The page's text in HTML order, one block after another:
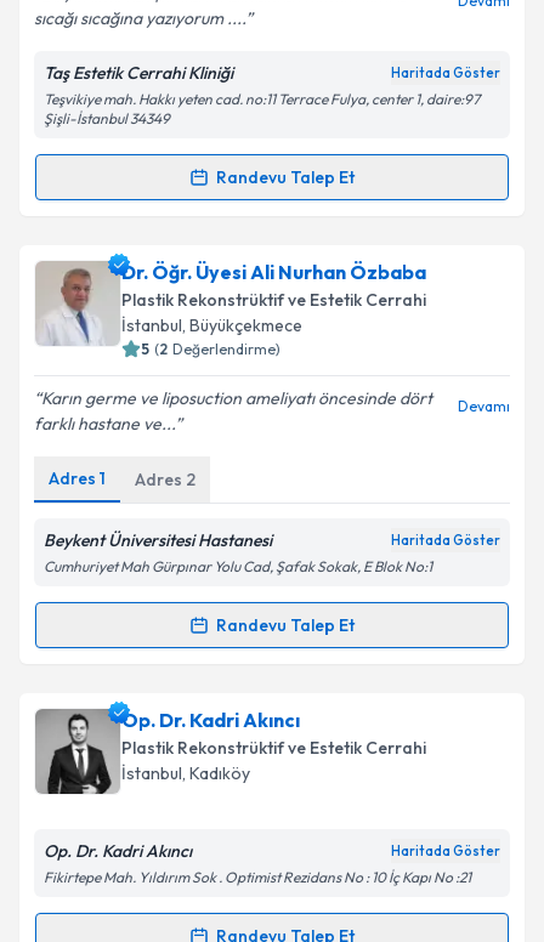
Kişisel verilerimin işlenmesine ilişkin
Aydınlatma
Metni'ni okudum ve kişisel verilerimin belirtilen
kapsamda işlenmesini kabul ediyorum.
Takvim Talebini Gönder
sıcağı sıcağına yazıyorum ....
Taş Estetik Cerrahi Kliniği Haritada Göster
Teşvikiye mah. Hakkı yeten cad. no:11 Terrace Fulya, center 1, daire:97
Şişli-İstanbul 34349
Randevu Talep Et
Randevu Takvimi Talebi
Prof. Dr. Süleyman Taşiçin randevu takvimi talebi
oluşturun. Size bu uzmandan randevu almanız için bir
takvim hazırlandığında e-posta ile bilgilendireceğiz.
Kişisel verilerimin işlenmesine ilişkin
Metni'ni okudum ve kişisel verilerimin belirtilen
kapsamda işlenmesini kabul ediyorum.
Takvim Talebini Gönder
Dr. Öğr. Üyesi Ali Nurhan Özbaba
Plastik Rekonstrüktif ve Estetik Cerrahi
İstanbul, Büyükçekmece
5 (2 Değerlendirme)
Karın germe ve liposuction ameliyatı öncesinde dört
farklı hastane ve...
Devamı
Adres 1 Adres 2
Beykent Üniversitesi Hastanesi Haritada Göster
Cumhuriyet Mah Gürpınar Yolu Cad, Şafak Sokak, E Blok No:1
Randevu Talep Et
Randevu Takvimi Talebi
Dr. Öğr. Üyesi Ali Nurhan Özbaba
takvimi talebi oluşturun. Size bu uzmandan randevu
almanız için bir takvim hazırlandığında e-posta ile
bilgilendireceğiz.
Op. Dr. Kadri Akıncı
Plastik Rekonstrüktif ve Estetik Cerrahi
İstanbul, Kadıköy
Op. Dr. Kadri Akıncı Haritada Göster
Fikirtepe Mah. Yıldırım Sok . Optimist Rezidans No : 10 İç Kapı No :21
Randevu Talep Et